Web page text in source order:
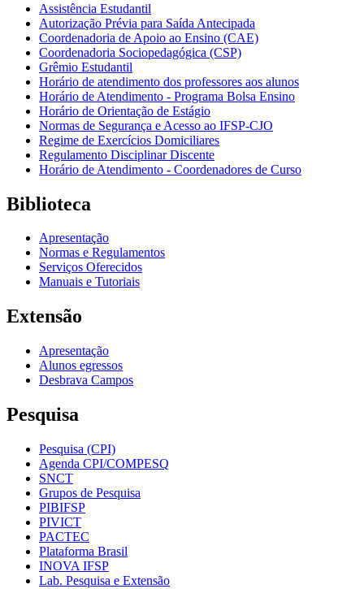
Assistência Estudantil
Autorização Prévia para Saída Antecipada
Coordenadoria de Apoio ao Ensino (CAE)
Coordenadoria Sociopedagógica (CSP)
Grêmio Estudantil
Horário de atendimento dos professores aos alunos
Horário de Atendimento - Programa Bolsa Ensino
Horário de Orientação de Estágio
Normas de Segurança e Acesso ao IFSP-CJO
Regime de Exercícios Domiciliares
Regulamento Disciplinar Discente
Horário de Atendimento - Coordenadores de Curso
Biblioteca
Apresentação
Normas e Regulamentos
Serviços Oferecidos
Manuais e Tutoriais
Extensão
Apresentação
Alunos egressos
Desbrava Campos
Pesquisa
Pesquisa (CPI)
Agenda CPI/COMPESQ
SNCT
Grupos de Pesquisa
PIBIFSP
PIVICT
PACTEC
Plataforma Brasil
INOVA IFSP
Lab. Pesquisa e Extensão